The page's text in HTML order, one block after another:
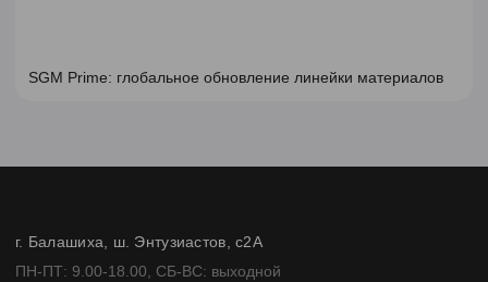
SGM Prime: глобальное обновление линейки материалов
г. Балашиха, ш. Энтузиастов, с2А
ПН-ПТ: 9.00-18.00, СБ-ВС: выходной